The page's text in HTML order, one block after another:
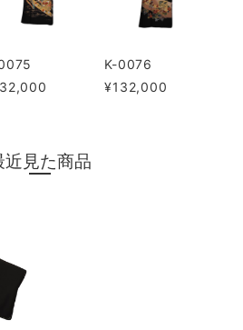
K-0076
¥132,000
近見た商品